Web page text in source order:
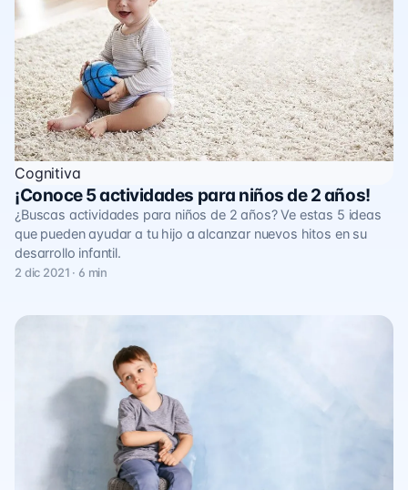
Cognitiva
¡Conoce 5 actividades para niños de 2 años!
¿Buscas actividades para niños de 2 años? Ve estas 5 ideas
que pueden ayudar a tu hijo a alcanzar nuevos hitos en su
desarrollo infantil.
2 dic 2021 · 6 min